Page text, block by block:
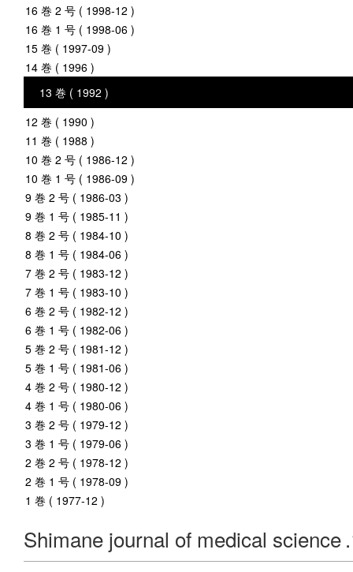
16 巻 2 号 ( 1998-12 )
16 巻 1 号 ( 1998-06 )
15 巻 ( 1997-09 )
14 巻 ( 1996 )
13 巻 ( 1992 )
12 巻 ( 1990 )
11 巻 ( 1988 )
10 巻 2 号 ( 1986-12 )
10 巻 1 号 ( 1986-09 )
9 巻 2 号 ( 1986-03 )
9 巻 1 号 ( 1985-11 )
8 巻 2 号 ( 1984-10 )
8 巻 1 号 ( 1984-06 )
7 巻 2 号 ( 1983-12 )
7 巻 1 号 ( 1983-10 )
6 巻 2 号 ( 1982-12 )
6 巻 1 号 ( 1982-06 )
5 巻 2 号 ( 1981-12 )
5 巻 1 号 ( 1981-06 )
4 巻 2 号 ( 1980-12 )
4 巻 1 号 ( 1980-06 )
3 巻 2 号 ( 1979-12 )
3 巻 1 号 ( 1979-06 )
2 巻 2 号 ( 1978-12 )
2 巻 1 号 ( 1978-09 )
1 巻 ( 1977-12 )
Shimane journal of medical science